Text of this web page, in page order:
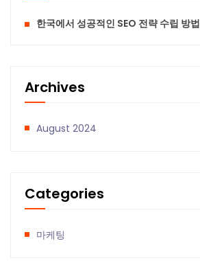
한국에서 성공적인 SEO 전략 수립 방법
Archives
August 2024
Categories
마케팅